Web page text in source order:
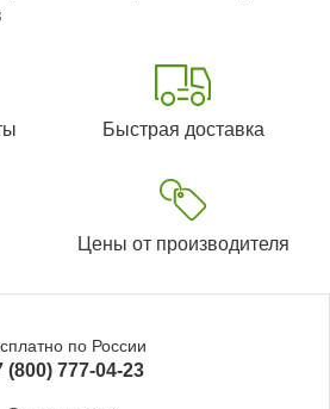
Быстрая доставка
Цены от производителя
по России
(800) 777-04-23